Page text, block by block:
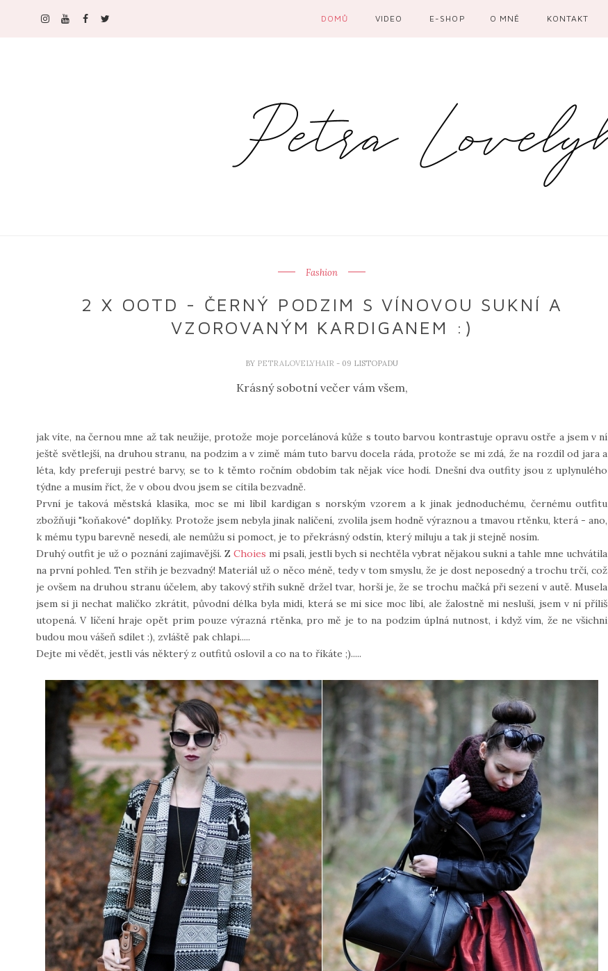
DOMŮ VIDEO E-SHOP O MNĚ KONTAKT
Fashion
2 X OOTD - ČERNÝ PODZIM S VÍNOVOU SUKNÍ A
VZOROVANÝM KARDIGANEM :)
BY PETRALOVELYHAIR - 09 LISTOPADU
Krásný sobotní večer vám všem,
jak víte, na černou mne až tak neužije, protože moje porcelánová kůže s touto barvou kontrastuje opravu ostře a jsem v ní
ještě světlejší, na druhou stranu, na podzim a v zimě mám tuto barvu docela ráda, protože se mi zdá, že na rozdíl od jara a
léta, kdy preferuji pestré barvy, se to k těmto ročním obdobím tak nějak více hodí. Dnešní dva outfity jsou z uplynulého
týdne a musím říct, že v obou dvou jsem se cítila bezvadně.
První je taková městská klasika, moc se mi líbil kardigan s norským vzorem a k jinak jednoduchému, černému outfitu
zbožňuji "koňakové" doplňky. Protože jsem nebyla jinak nalíčení, zvolila jsem hodně výraznou a tmavou rtěnku, která - ano,
k mému typu barevně nesedí, ale nemůžu si pomoct, je to překrásný odstín, který miluju a tak ji stejně nosím.
Druhý outfit je už o poznání zajímavější. ZChoies mi psali, jestli bych si nechtěla vybrat nějakou sukni a tahle mne uchvátila
na první pohled. Ten střih je bezvadný! Materiál už o něco méně, tedy v tom smyslu, že je dost neposedný a trochu trčí, což
je ovšem na druhou stranu účelem, aby takový střih sukně držel tvar, horší je, že se trochu mačká při sezení v autě. Musela
jsem si ji nechat maličko zkrátit, původní délka byla midi, která se mi sice moc líbí, ale žalostně mi nesluší, jsem v ní příliš
utopená. V líčení hraje opět prim pouze výrazná rtěnka, pro mě je to na podzim úplná nutnost, i když vím, že ne všichni
budou mou vášeň sdílet :), zvláště pak chlapi.....
Dejte mi vědět, jestli vás některý z outfitů oslovil a co na to říkáte ;).....